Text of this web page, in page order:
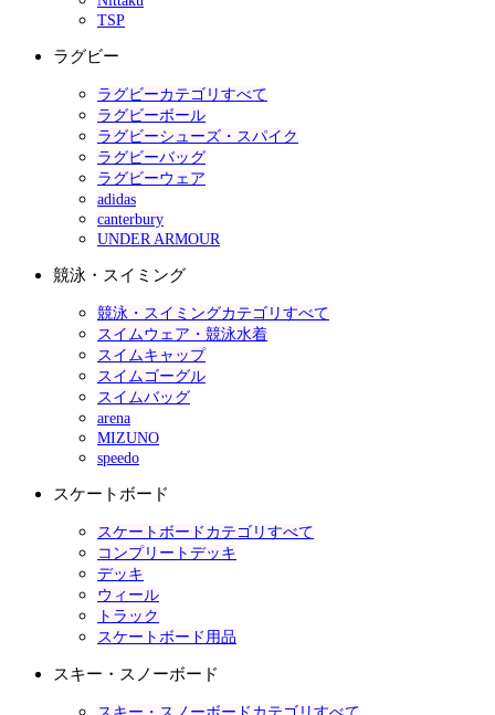
TSP
ラグビー
ラグビーカテゴリすべて
ラグビーボール
ラグビーシューズ・スパイク
ラグビーバッグ
ラグビーウェア
adidas
canterbury
UNDER ARMOUR
競泳・スイミング
競泳・スイミングカテゴリすべて
スイムウェア・競泳水着
スイムキャップ
スイムゴーグル
スイムバッグ
arena
MIZUNO
speedo
スケートボード
スケートボードカテゴリすべて
コンプリートデッキ
デッキ
ウィール
トラック
スケートボード用品
スキー・スノーボード